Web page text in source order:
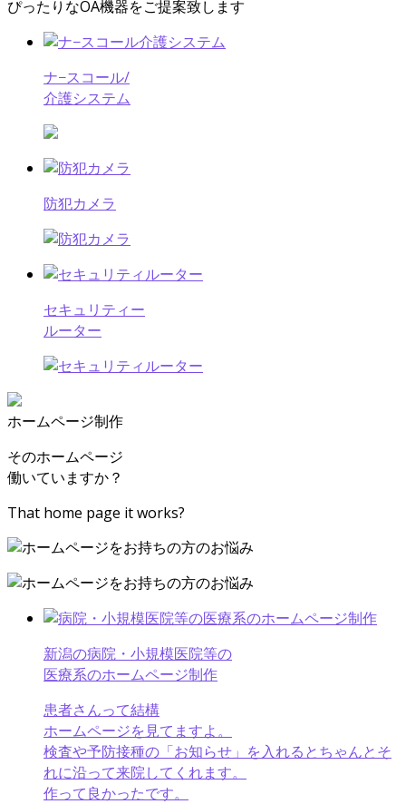
ぴったりなOA機器をご提案致します
ナ−スコール/
介護システム
防犯カメラ
セキュリティー
ルーター
ホームページ制作
そのホームページ
働いていますか？
That home page it works?
新潟の病院・小規模医院等の
医療系のホームページ制作
患者さんって結構
ホームページを見てますよ。
検査や予防接種の「お知らせ」を入れるとちゃんとそ
れに沿って来院してくれます。
作って良かったです。